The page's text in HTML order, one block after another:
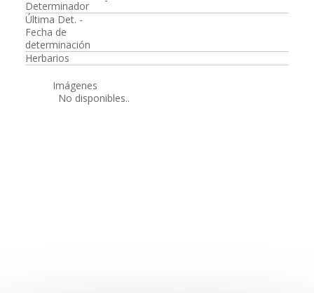
Determinador
Última Det. -
Fecha de
determinación
Herbarios
Imágenes
No disponibles..